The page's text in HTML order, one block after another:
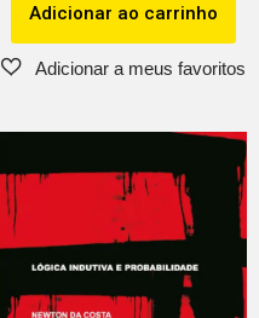
Adicionar ao carrinho